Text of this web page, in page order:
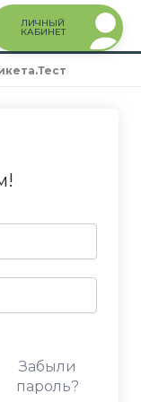
ЛИЧНЫЙ
КАБИНЕТ
Забыли
пароль?